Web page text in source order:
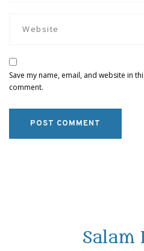
Save my name, email, and website in
comment.
Salam